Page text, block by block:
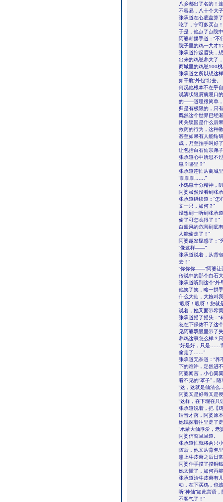
八乡都出了名的！
不容易，八十个大
张承道在心底盘算
吃了，宁可多买点！
于是，他点了点院
阿婆却摆手道：“不
院子里的鸡一共才
张承道拧起眉头，
出来的鸡崽养大了
商城里的鸡崽100
张承道之所以想这
如干脆“外包”出去。
何况他根本不在乎
说滴状银屑病忌口
的——道理很简单，
归是有极限的，只
既然这个世界已经
闭关锁国是什么后
救药的行为，这种
甚至如果有人能钻
成，乃至拍手叫好
让包括白石仙宗弟
张承道心中所思不
崽？哪里？”
张承道连忙从商城
“叽叽叽……”
小鸡崽十分精神，
阿婆虽然没看到张
张承道继续道：“怎
文一只，如何？”
没想到一听到张承
偷了可怎么得了！”
白癜风的危害到底
人能偷走了！”
阿婆越发疑惑了：“
“像这样——”
张承道说着，从背
去！”
“你你你——”阿婆让
传说中的那个白石
张承道听到这个“
他笑了笑，略一拱
什么大仙，大娘叫
“哎呀！哎呀！您就
说着，她又面带希
张承道摇了摇头：“
恕在下保佑不了这
见阿婆双眼里带了
养鸡这事怎么样？
“好是好，只是……”
偷走了……”
张承道无奈道：“养
下的准许，定然进
阿婆闻言，小心翼
看不见的“罩子”，
“这，这就是仙法
阿婆又是好奇又是
“这样，在下现在只
张承道说着，把【
话音才落，阿婆原
她试探着往里走了
“承蒙大仙厚爱，老
阿婆信誓旦旦道。
张承道忙就将两只
随后，他又从背包
患上牛皮癣之后日
阿婆伸手摸了摸铜
她太懂了，如何再
张承道治牛皮癣有
动，在下买鸡，也
听“神仙”如此言语
不客气了！”